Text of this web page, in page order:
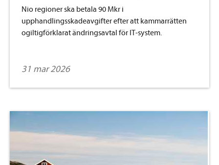
Nio regioner ska betala 90 Mkr i
upphandlingsskadeavgifter efter att kammarrätten
ogiltigförklarat ändringsavtal för IT-system.
31 mar 2026